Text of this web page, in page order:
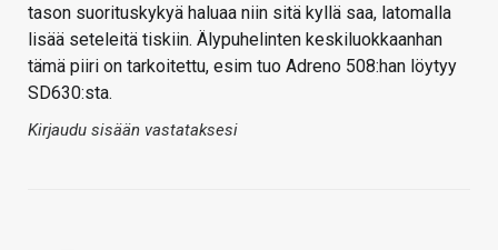
tason suorituskykyä haluaa niin sitä kyllä saa, latomalla
lisää seteleitä tiskiin. Älypuhelinten keskiluokkaanhan
tämä piiri on tarkoitettu, esim tuo Adreno 508:han löytyy
SD630:sta.
Kirjaudu sisään vastataksesi